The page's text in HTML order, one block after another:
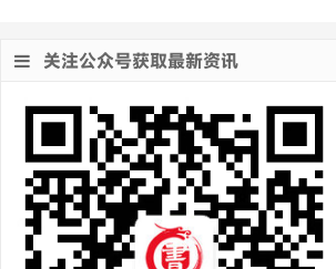
关注公众号获取最新资讯